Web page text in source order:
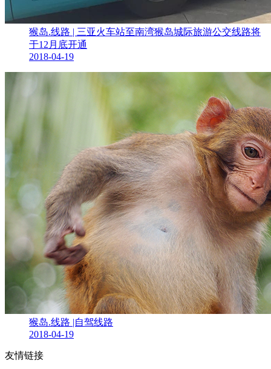
猴岛.线路 | 三亚火车站至南湾猴岛城际旅游公交线路将
于12月底开通
2018-04-19
猴岛.线路 |自驾线路
2018-04-19
友情链接